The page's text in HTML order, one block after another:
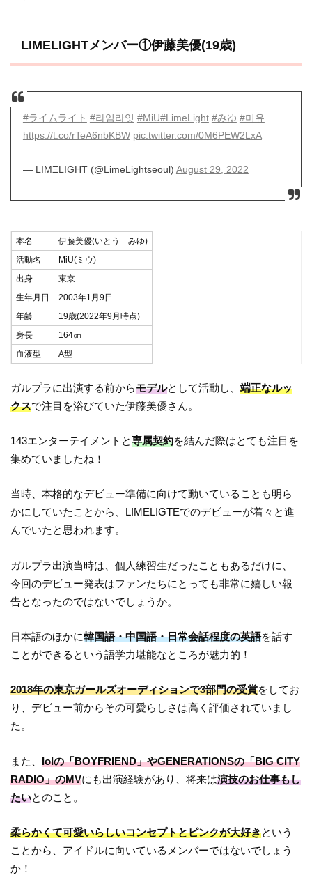
LIMELIGHTメンバー①伊藤美優(19歳)
#ライムライト #라임라잇 #MiU#LimeLight #みゆ #미유
https://t.co/rTeA6nbKBW pic.twitter.com/0M6PEW2LxA
— LIMΞLIGHT (@LimeLightseoul) August 29, 2022
本名
伊藤美優(いとう みゆ)
活動名
MiU(ミウ)
出身
東京
生年月日
2003年1月9日
年齢
19歳(2022年9月時点)
身長
164㎝
血液型
A型
ガルプラに出演する前からモデルとして活動し、端正なルッ
クスで注目を浴びていた伊藤美優さん。
143エンターテイメントと専属契約を結んだ際はとても注目を
集めていましたね！
当時、本格的なデビュー準備に向けて動いていることも明ら
かにしていたことから、LIMELIGTEでのデビューが着々と進
んでいたと思われます。
ガルプラ出演当時は、個人練習生だったこともあるだけに、
今回のデビュー発表はファンたちにとっても非常に嬉しい報
告となったのではないでしょうか。
日本語のほかに韓国語・中国語・日常会話程度の英語を話す
ことができるという語学力堪能なところが魅力的！
2018年の東京ガールズオーディションで3部門の受賞をしてお
り、デビュー前からその可愛らしさは高く評価されていまし
た。
また、IoIの「BOYFRIEND」やGENERATIONSの「BIG CITY
RADIO」のMVにも出演経験があり、将来は演技のお仕事もし
たいとのこと。
柔らかくて可愛いらしいコンセプトとピンクが大好きという
ことから、アイドルに向いているメンバーではないでしょう
か！